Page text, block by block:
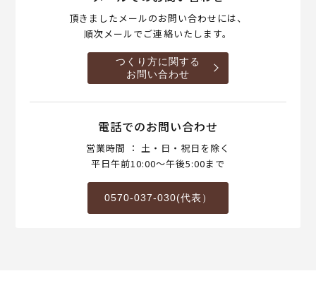
頂きましたメールのお問い合わせには、
順次メールでご連絡いたします。
つくり方に関する
お問い合わせ
電話でのお問い合わせ
営業時間 ： 土・日・祝日を除く
平日午前10:00～午後5:00まで
0570-037-030(代表）